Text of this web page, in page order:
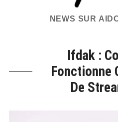
NEWS SUR
Ifdak :
Fonctionne
De